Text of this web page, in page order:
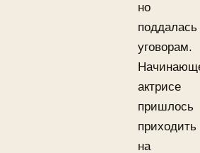
но
поддалась
уговорам.
актрисе
пришлось
приходить
на